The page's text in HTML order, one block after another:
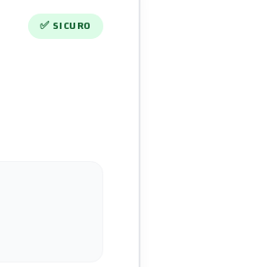
✅ SICURO